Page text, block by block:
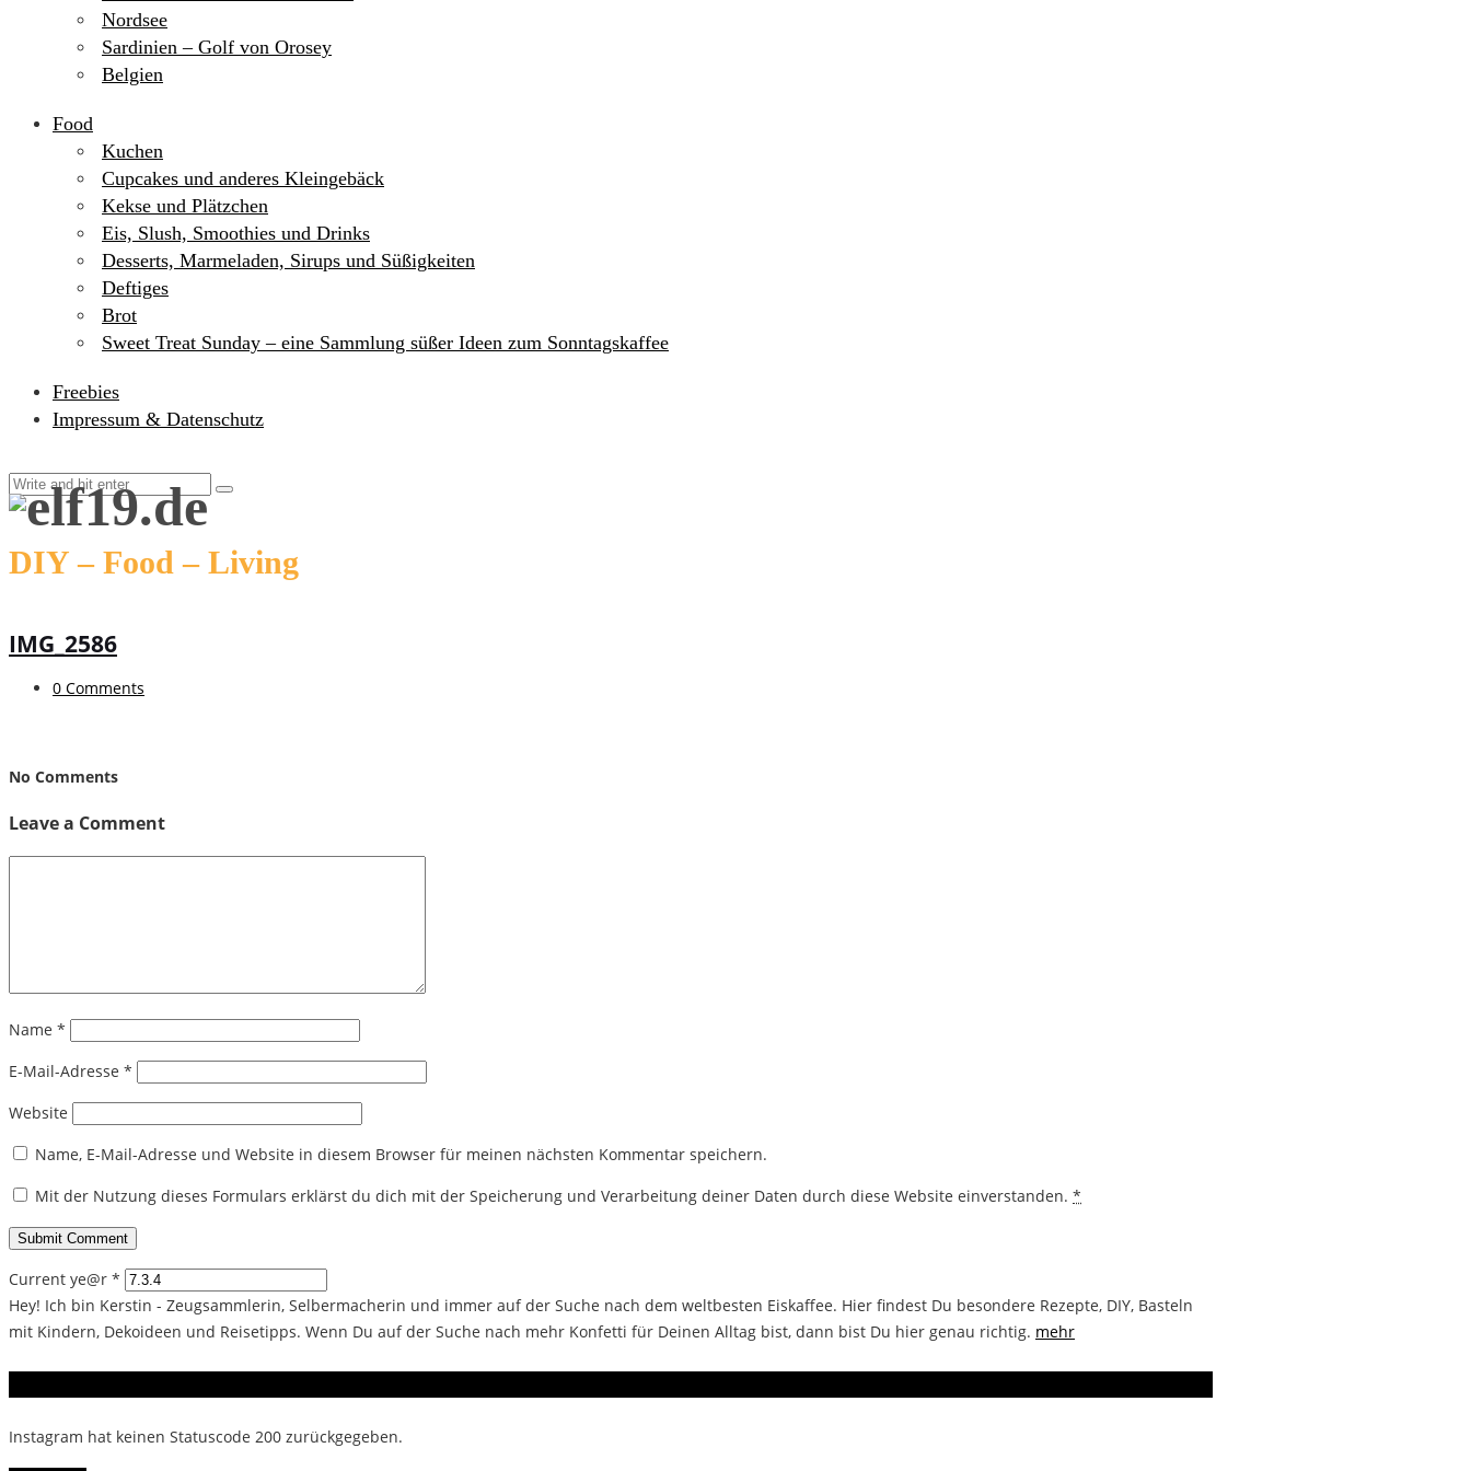
Nordsee
Sardinien – Golf von Orosey
Belgien
Food
Kuchen
Cupcakes und anderes Kleingebäck
Kekse und Plätzchen
Eis, Slush, Smoothies und Drinks
Desserts, Marmeladen, Sirups und Süßigkeiten
Deftiges
Brot
Sweet Treat Sunday – eine Sammlung süßer Ideen zum Sonntagskaffee
Freebies
Impressum & Datenschutz
DIY – Food – Living
IMG_2586
0 Comments
No Comments
Leave a Comment
Name *
E-Mail-Adresse *
Website
Name, E-Mail-Adresse und Website in diesem Browser für meinen nächsten Kommentar speichern.
Mit der Nutzung dieses Formulars erklärst du dich mit der Speicherung und Verarbeitung deiner Daten durch diese Website einverstanden. *
Current ye@r *
Hey! Ich bin Kerstin - Zeugsammlerin, Selbermacherin und immer auf der Suche nach dem weltbesten Eiskaffee. Hier findest Du besondere Rezepte, DIY, Basteln
mit Kindern, Dekoideen und Reisetipps. Wenn Du auf der Suche nach mehr Konfetti für Deinen Alltag bist, dann bist Du hier genau richtig. mehr
Instagram hat keinen Statuscode 200 zurückgegeben.